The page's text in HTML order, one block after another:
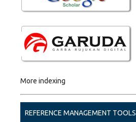
More indexing
REFERENCE MANAGEMENT TOOLS